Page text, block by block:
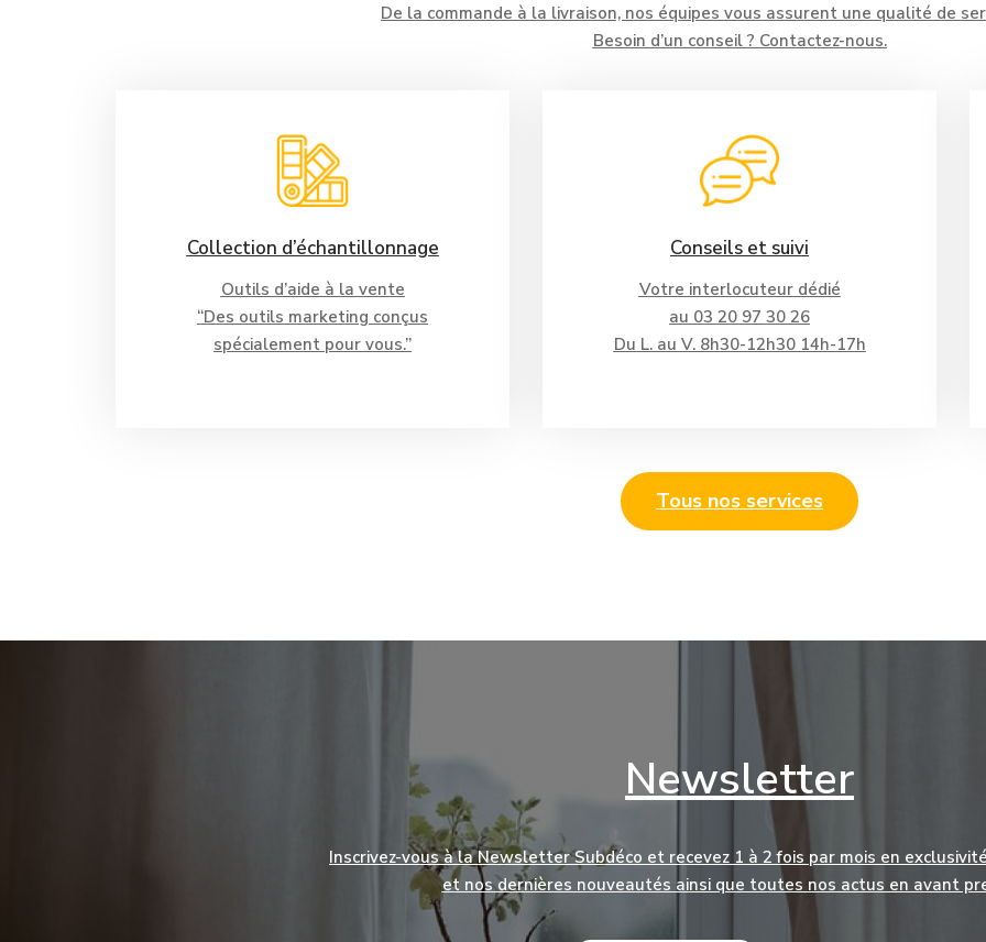
De la commande à la livraison, nos équipes vous assurent une qualité de
Besoin d’un conseil ? Contactez-nous.
Collection d’échantillonnage
Outils d’aide à la vente
“Des outils marketing conçus
spécialement pour vous.”
Conseils et suivi
Votre interlocuteur dédié
au 03 20 97 30 26
Du L. au V. 8h30-12h30 14h-17h
Tous nos services
Newsletter
Inscrivez-vous à la Newsletter Subdéco et recevez 1 à 2 fois par mois en
et nos dernières nouveautés ainsi que toutes nos actus en avant